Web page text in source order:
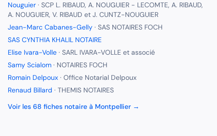
Nouguier · SCP L. RIBAUD, A. NOUGUIER - LECOMTE, A. RIBAUD,
A. NOUGUIER, V. RIBAUD et J. CUNTZ-NOUGUIER
Jean-Marc Cabanes-Gelly · SAS NOTAIRES FOCH
SAS CYNTHIA KHALIL NOTAIRE
Elise Ivara-Volle · SARL IVARA-VOLLE et associé
Samy Scialom · NOTAIRES FOCH
Romain Delpoux · Office Notarial Delpoux
Renaud Billard · THEMIS NOTAIRES
Voir les 68 fiches notaire à Montpellier →